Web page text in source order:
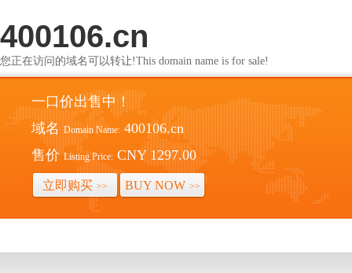
400106.cn
您正在访问的域名可以转让!This domain name is for sale!
一口价出售中！
域名 Domain Name: 400106.cn
售价 Listing Price: CNY 1297.00
立即购买 >> BUY NOW >>